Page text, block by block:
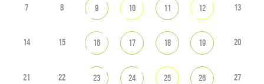
7 8 9 10 11 12 13
14 15 16 17 18 19 20
21 22 23 24 25 26 27